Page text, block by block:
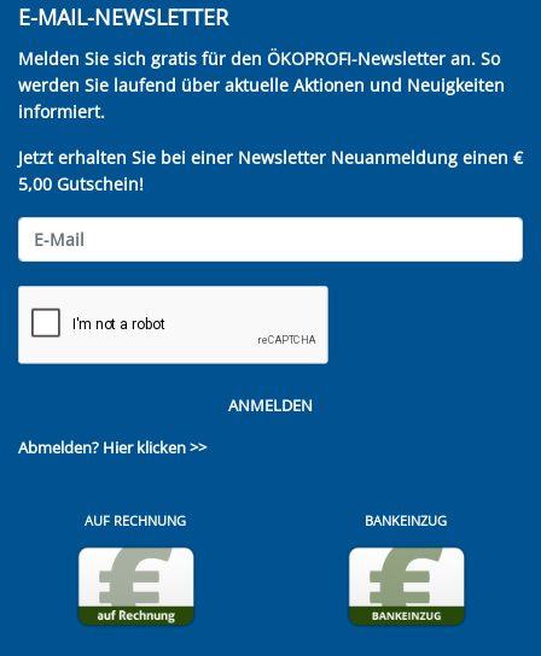
E-MAIL-NEWSLETTER
Melden Sie sich gratis für den ÖKOPROFI-Newsletter an. So
werden Sie laufend über aktuelle Aktionen und Neuigkeiten
informiert.
Jetzt erhalten Sie bei einer Newsletter Neuanmeldung einen €
5,00 Gutschein!
ANMELDEN
Abmelden? Hier klicken >>
AUF RECHNUNG BANKEINZUG